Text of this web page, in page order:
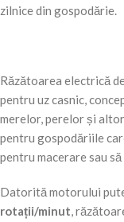
zilnice din gospodărie.
Răzătoarea electrică
pentru uz casnic,
merelor, perelor și
pentru gospodăriile
pentru macerare sau
Datorită motorului
rotații/minut,